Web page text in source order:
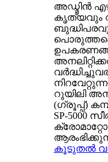
അഡ്മിൻ
കൃത്യവും
റുയിലി
(ഗ്രൂപ്പ്)
SP-5000
കൂടുതൽ